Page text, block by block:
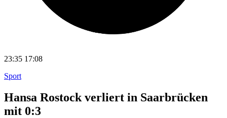
23:35 17:08
Sport
Hansa Rostock verliert in Saarbrücken
mit 0:3